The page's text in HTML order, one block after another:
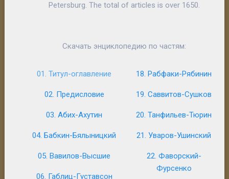
Petersburg. The total of articles is over 1650.
Скачать энциклопедию по частям:
01. Титул-оглавление
02. Предисловие
03. Абих-Ахутин
04. Бабкин-Бялыницкий
05. Вавилов-Высшие
06. Габлиц-Густавсон
18. Рабфаки-Рябинин
19. Саввитов-Сушков
20. Танфильев-Тюрин
21. Уваров-Ушинский
22. Фаворский-
Фурсенко